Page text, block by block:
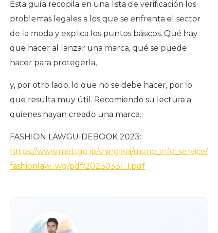
Esta guía recopila en una lista de verificación los
problemas legales a los que se enfrenta el sector
de la moda y explica los puntos básicos. Qué hay
que hacer al lanzar una marca, qué se puede
hacer para protegerla,
y, por otro lado, lo que no se debe hacer, por lo
que resulta muy útil. Recomiendo su lectura a
quienes hayan creado una marca.
FASHION LAWGUIDEBOOK 2023:
https://www.meti.go.jp/shingikai/mono_info_service/
fashionlaw_wg/pdf/20230331_1.pdf